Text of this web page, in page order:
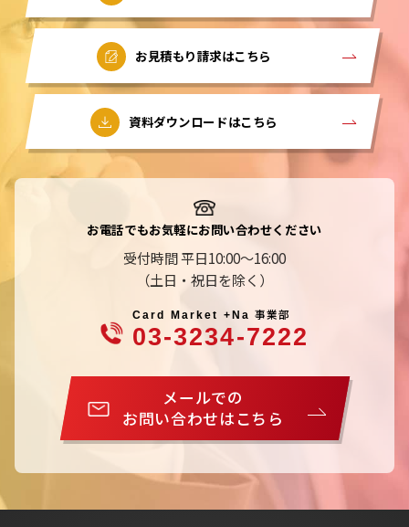
お見積もり請求はこちら
資料ダウンロードはこちら
お電話でもお気軽にお問い合わせください
受付時間 平日10:00～16:00
（土日・祝日を除く）
Card Market +Na事業部
03-3234-7222
メールでの
お問い合わせはこちら